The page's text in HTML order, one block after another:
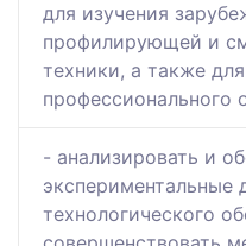
для изучения
профилирующей и
техники, а также
профессионального
- анализировать и
экспериментальные
технологического